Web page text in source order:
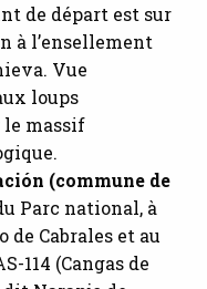
de départ est sur
à l’ensellement
Vue
loups
le massif
(commune de
Parc national, à
de Cabrales et au
114 (Cangas de